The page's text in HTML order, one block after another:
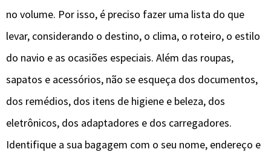
no volume. Por isso, é preciso fazer uma lista do que
levar, considerando o destino, o clima, o roteiro, o estilo
do navio e as ocasiões especiais. Além das roupas,
sapatos e acessórios, não se esqueça dos documentos,
dos remédios, dos itens de higiene e beleza, dos
eletrônicos, dos adaptadores e dos carregadores.
Identifique a sua bagagem com o seu nome, endereço e